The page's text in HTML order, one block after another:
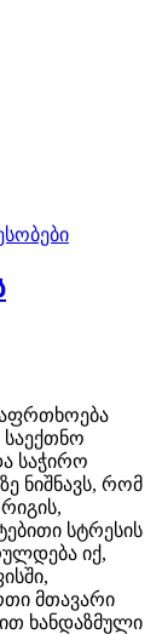
საექთნო
საჭირო
ნიშნავს, რომ
სტრესის
იქ,
მთავარი
ხანდაზმული